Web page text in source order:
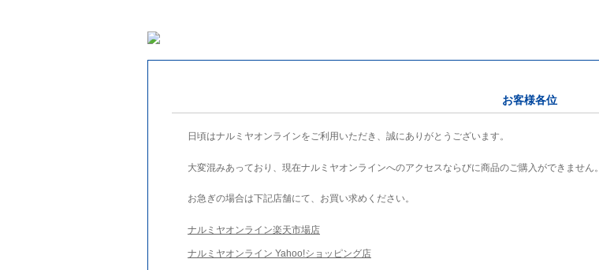
お客様各位
日頃はナルミヤオンラインをご利用いただき、誠にありがとうございます。
大変混みあっており、現在ナルミヤオンラインへのアクセスならびに商品のご購入ができません。
お急ぎの場合は下記店舗にて、お買い求めください。
ナルミヤオンライン楽天市場店
ナルミヤオンライン Yahoo!ショッピング店